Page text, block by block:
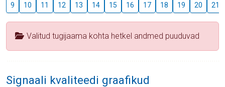
9 10 11 12 13 14 15 16 17 18 19 20 21
Valitud tugijaama kohta hetkel andmed puuduvad
Signaali kvaliteedi graafikud